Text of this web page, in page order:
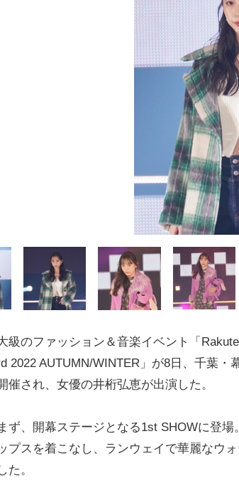
級のファッション＆音楽イベント「
2022 AUTUMN/WINTER」が8日、千葉・
催され、女優の井桁弘恵が出演した。
ず、開幕ステージとなる1st SHOWに登場
プスを着こなし、ランウェイで華麗なウ
た。